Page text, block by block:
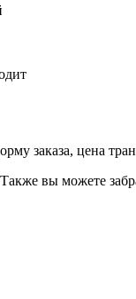
цена
вы можете